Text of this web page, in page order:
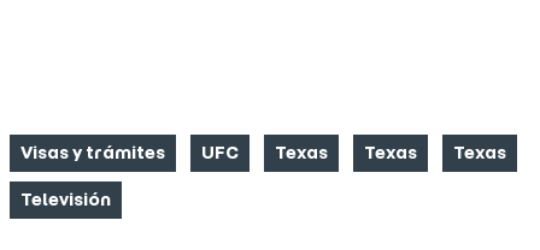
Visas y trámites UFC Texas Texas Texas
Televisión